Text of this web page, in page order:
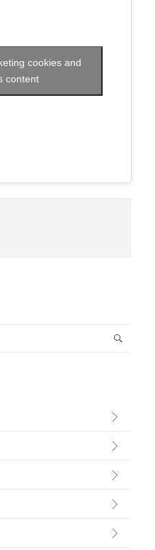
cookies and
content